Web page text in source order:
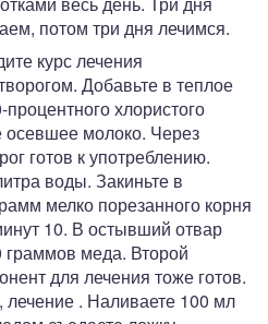
потом три дня лечимся.
курс лечения
Добавьте в теплое
хлористого
осевшее молоко. Через
готов к употреблению.
воды. Закиньте в
мелко порезанного корня
10. В остывший отвар
меда. Второй
для лечения тоже готов.
лечение . Наливаете 100 мл